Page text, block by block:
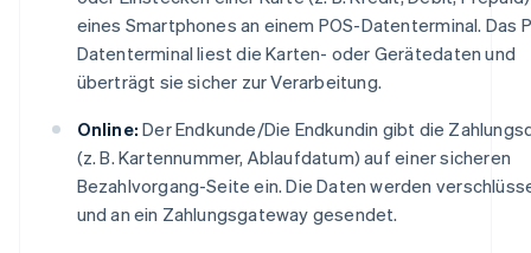
eines Smartphones an einem POS-Datenterminal. Das
Datenterminal liest die Karten- oder Gerätedaten und
überträgt sie sicher zur Verarbeitung.
Online: Der Endkunde/Die Endkundin gibt die
(z. B. Kartennummer, Ablaufdatum) auf einer sicheren
Bezahlvorgang-Seite ein. Die Daten werden
und an ein Zahlungsgateway gesendet.